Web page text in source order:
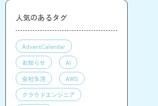
人気のあるタグ
AdventCalendar
お知らせ
AI
会社生活
AWS
クラウドエンジニア